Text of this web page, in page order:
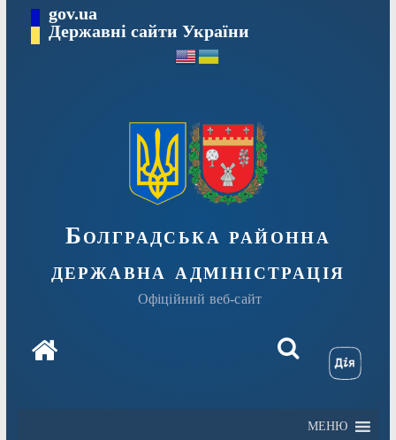
Перейтиgov.ua
Державні сайти України
Болградська районна
державна адміністрація
Офіційний веб-сайт
МЕНЮ